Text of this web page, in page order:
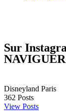
Sur
Disneyland Paris
362 Posts
View Posts